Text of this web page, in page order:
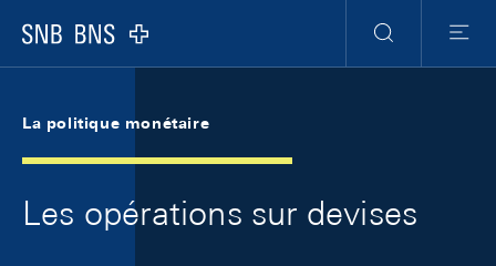
Logo
RechercheMenu
La politique monétaire
Les opérations sur devises